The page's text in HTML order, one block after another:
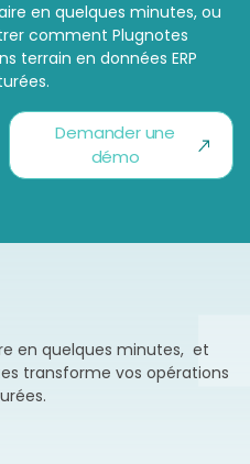
en quelques minutes, ou
comment Plugnotes
terrain en données ERP
Demander une
démo
en quelques minutes, et
transforme vos opérations